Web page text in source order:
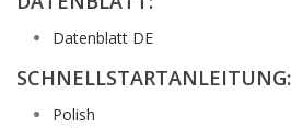
Datenblatt DE
SCHNELLSTARTANLEITUNG:
Polish